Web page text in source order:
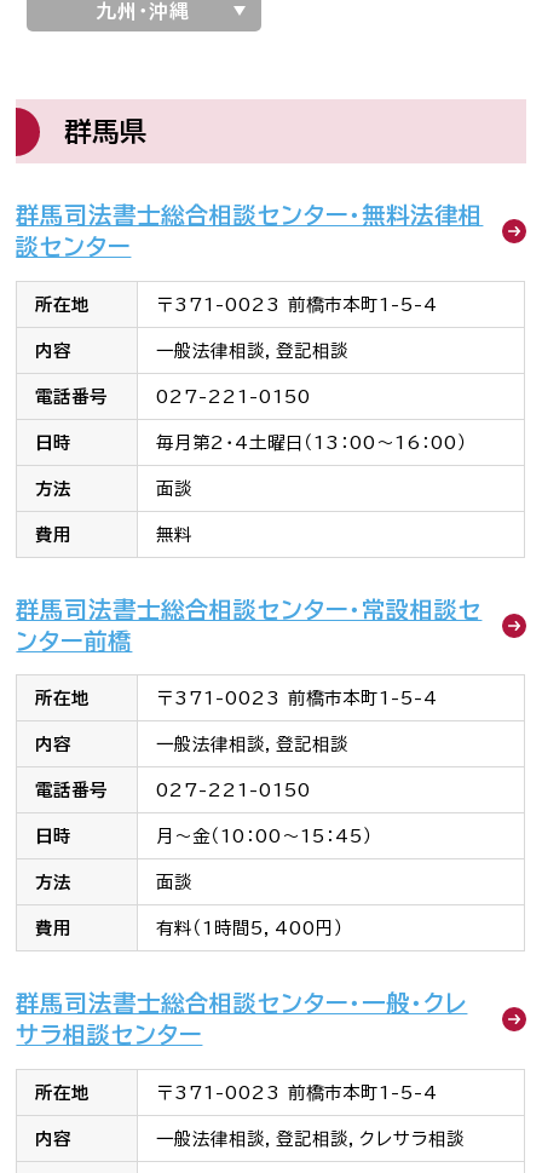
司法書士法に違反する
公式キャラクター
司法書士検索
お知らせ一覧
Language
文字サイズ
背景色
九州・沖縄
群馬県
群馬司法書士総合相談センター・無料法律相
談センター
所在地 〒371-0023 前橋市本町1-5-4
内容 一般法律相談，登記相談
電話番号 027-221-0150
日時 毎月第2・4土曜日（13：00～16：00）
方法 面談
費用 無料
群馬司法書士総合相談センター・常設相談セ
ンター前橋
所在地 〒371-0023 前橋市本町1-5-4
内容 一般法律相談，登記相談
電話番号 027-221-0150
日時 月～金（10：00～15：45）
方法 面談
費用 有料（1時間5，400円）
群馬司法書士総合相談センター・一般・クレ
サラ相談センター
所在地 〒371-0023 前橋市本町1-5-4
内容 一般法律相談，登記相談，クレサラ相談